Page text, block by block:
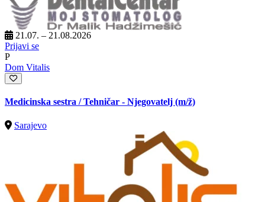
21.07. – 21.08.2026
Prijavi se
P
Dom Vitalis
Medicinska sestra / Tehničar - Njegovatelj (m/ž)
Sarajevo